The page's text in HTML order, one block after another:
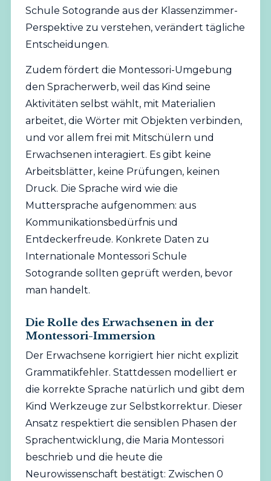
Schule Sotogrande aus der Klassenzimmer-
Perspektive zu verstehen, verändert tägliche
Entscheidungen.
Zudem fördert die Montessori-Umgebung
den Spracherwerb, weil das Kind seine
Aktivitäten selbst wählt, mit Materialien
arbeitet, die Wörter mit Objekten verbinden,
und vor allem frei mit Mitschülern und
Erwachsenen interagiert. Es gibt keine
Arbeitsblätter, keine Prüfungen, keinen
Druck. Die Sprache wird wie die
Muttersprache aufgenommen: aus
Kommunikationsbedürfnis und
Entdeckerfreude. Konkrete Daten zu
Internationale Montessori Schule
Sotogrande sollten geprüft werden, bevor
man handelt.
Die Rolle des Erwachsenen in der
Montessori-Immersion
Der Erwachsene korrigiert hier nicht explizit
Grammatikfehler. Stattdessen modelliert er
die korrekte Sprache natürlich und gibt dem
Kind Werkzeuge zur Selbstkorrektur. Dieser
Ansatz respektiert die sensiblen Phasen der
Sprachentwicklung, die Maria Montessori
beschrieb und die heute die
Neurowissenschaft bestätigt: Zwischen 0